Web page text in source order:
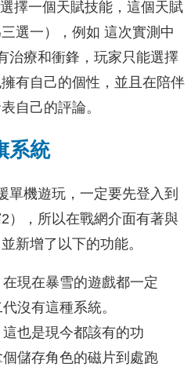
擇一個天賦技能，這個天賦
選一），例如 這次實測中
治療和衝鋒，玩家只能選擇
有自己的個性，並且在陪伴
自己的評論。
系統
單機遊玩，一定要先登入到
），所以在戰網介面有著與
新增了以下的功能。
在現在暴雪的遊戲都一定
沒有這種系統。
這也是現今都該有的功
儲存角色的磁片到處跑